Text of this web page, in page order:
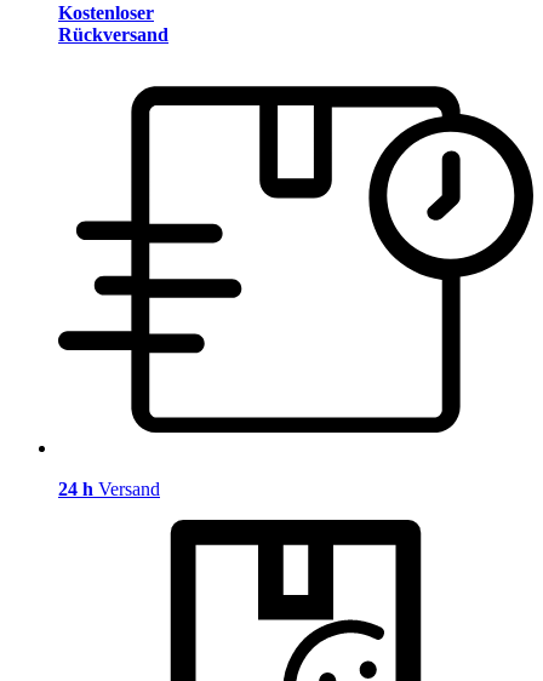
Kostenloser
Rückversand
24 h Versand